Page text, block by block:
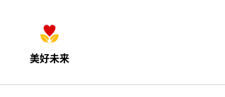
美好未来